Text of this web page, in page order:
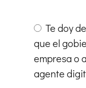
Te doy
que el
empresa o
agente